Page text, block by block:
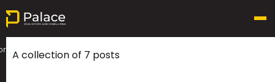
Palace Real Estate
A collection of 7 posts